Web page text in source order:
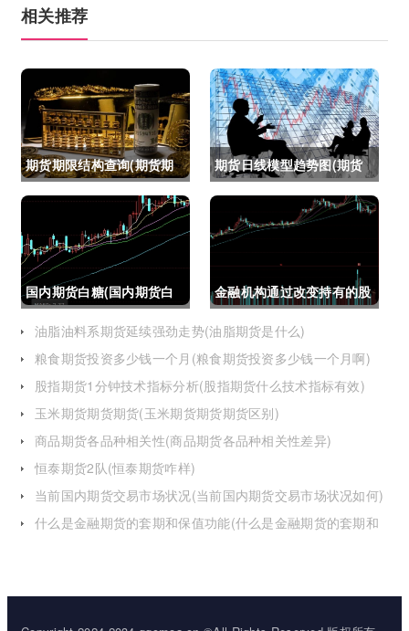
相关推荐
期货期限结构查询(期货期
限结构)
期货日线模型趋势图(期货
日线模型趋势图怎么看)
国内期货白糖(国内期货白
糖合约是怎么交割)
金融机构通过改变持有的股
指期货合约(股指期货合约
最长持有多久)
油脂油料系期货延续强劲走势(油脂期货是什么)
粮食期货投资多少钱一个月(粮食期货投资多少钱一个月啊)
股指期货1分钟技术指标分析(股指期货什么技术指标有效)
玉米期货期货期货(玉米期货期货期货区别)
商品期货各品种相关性(商品期货各品种相关性差异)
恒泰期货2队(恒泰期货咋样)
当前国内期货交易市场状况(当前国内期货交易市场状况如何)
什么是金融期货的套期和保值功能(什么是金融期货的套期和